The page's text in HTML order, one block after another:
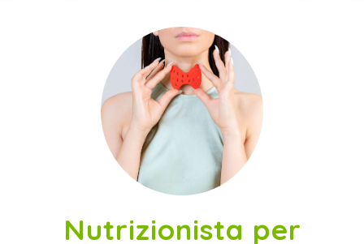
Nutrizionista per